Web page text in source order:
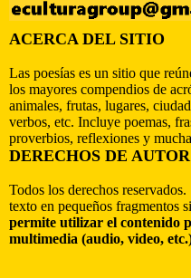
ACERCA DEL SITIO
Las poesías es un sitio que
los mayores compendios de
animales, frutas, lugares,
verbos, etc. Incluye poemas,
proverbios, reflexiones y
DERECHOS DE AUTOR
Todos los derechos
texto en pequeños fragmentos
permite utilizar el contenido
multimedia (audio, video,